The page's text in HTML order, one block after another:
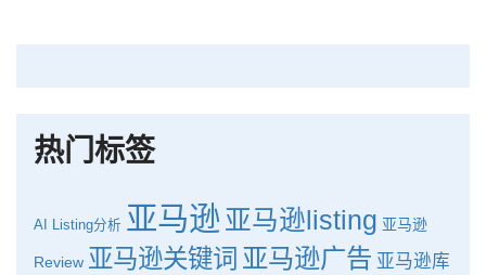
热门标签
AI Listing分析 亚马逊 亚马逊listing 亚马逊
Review 亚马逊关键词 亚马逊广告 亚马逊库